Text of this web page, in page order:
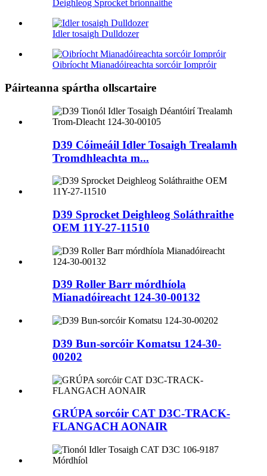
Deighleog Sprocket brionnaithe
Idler tosaigh Dulldozer
Oibríocht Mianadóireachta sorcóir Iompróir
Páirteanna spártha ollscartaire
D39 Cóimeáil Idler Tosaigh Trealamh
Tromdhleachta m...
D39 Sprocket Deighleog Soláthraithe
OEM 11Y-27-11510
D39 Roller Barr mórdhíola
Mianadóireacht 124-30-00132
D39 Bun-sorcóir Komatsu 124-30-
00202
GRÚPA sorcóir CAT D3C-TRACK-
FLANGACH AONAIR